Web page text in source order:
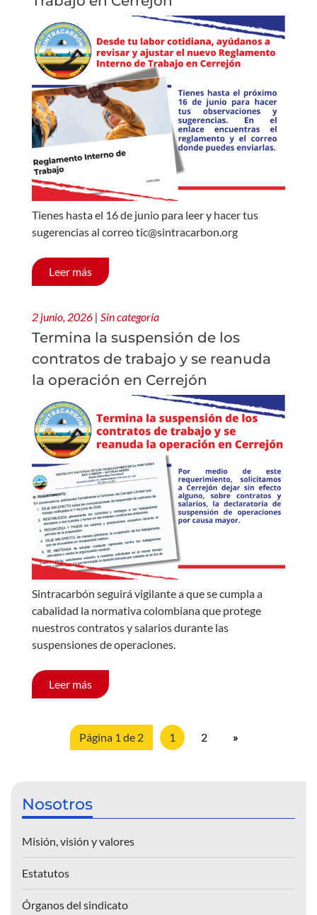
Tienes hasta el 16 de junio para leer y hacer tus
sugerencias al correo tic@sintracarbon.org
Leer más
2 junio, 2026 | Sin categoría
Termina la suspensión de los
contratos de trabajo y se reanuda
la operación en Cerrejón
Sintracarbón seguirá vigilante a que se cumpla a
cabalidad la normativa colombiana que protege
nuestros contratos y salarios durante las
suspensiones de operaciones.
Leer más
Página 1 de 2 1 2 »
Nosotros
Misión, visión y valores
Estatutos
Órganos del sindicato